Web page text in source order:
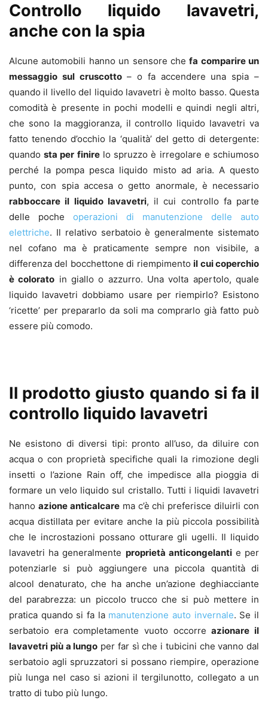
Controllo liquido lavavetri,
anche con la spia
Alcune automobili hanno un sensore chefa comparire un
messaggio sul cruscotto– o fa accendere una spia –
quando il livello del liquido lavavetri è molto basso. Questa
comodità è presente in pochi modelli e quindi negli altri,
che sono la maggioranza, il controllo liquido lavavetri va
fatto tenendo d’occhio la ‘qualità’ del getto di detergente:
quandosta per finirelo spruzzo è irregolare e schiumoso
perché la pompa pesca liquido misto ad aria. A questo
punto, con spia accesa o getto anormale, è necessario
rabboccare il liquido lavavetri, il cui controllo fa parte
delle poche operazioni di manutenzione delle auto
elettriche. Il relativo serbatoio è generalmente sistemato
nel cofano ma è praticamente sempre non visibile, a
differenza del bocchettone di riempimentoil cui coperchio
è colorato in giallo o azzurro. Una volta apertolo, quale
liquido lavavetri dobbiamo usare per riempirlo? Esistono
‘ricette’ per prepararlo da soli ma comprarlo già fatto può
essere più comodo.
Il prodotto giusto quando si fa il
controllo liquido lavavetri
Ne esistono di diversi tipi: pronto all’uso, da diluire con
acqua o con proprietà specifiche quali la rimozione degli
insetti o l’azione Rain off, che impedisce alla pioggia di
formare un velo liquido sul cristallo. Tutti i liquidi lavavetri
hanno azione anticalcarema c’è chi preferisce diluirli con
acqua distillata per evitare anche la più piccola possibilità
che le incrostazioni possano otturare gli ugelli. Il liquido
lavavetri ha generalmente proprietà anticongelantie per
potenziarle si può aggiungere una piccola quantità di
alcool denaturato, che ha anche un’azione deghiacciante
del parabrezza: un piccolo trucco che si può mettere in
pratica quando si fa la manutenzione auto invernale. Se il
serbatoio era completamente vuoto occorreazionare il
lavavetri più a lungo per far sì che i tubicini che vanno dal
serbatoio agli spruzzatori si possano riempire, operazione
più lunga nel caso si azioni il tergilunotto, collegato a un
tratto di tubo più lungo.